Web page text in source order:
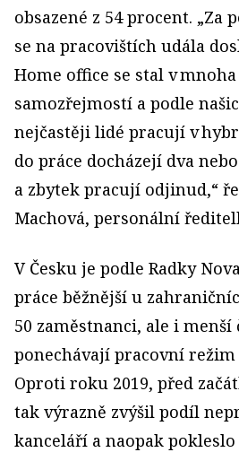
obsazené z 54 procent. „Za
se na pracovištích udála
Home office se stal v
samozřejmostí a podle
nejčastěji lidé pracují v
do práce docházejí dva
a zbytek pracují odjinud,“
Machová, personální
V Česku je podle Radky
práce běžnější u
50 zaměstnanci, ale i menší
ponechávají pracovní režim
Oproti roku 2019, před
tak výrazně zvýšil podíl
kanceláří a naopak